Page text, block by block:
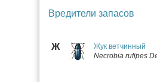
Вредители запасов
Ж
Жук ветчинный
Necrobia rufipes